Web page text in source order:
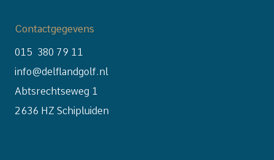
Contactgegevens
015 380 79 11
info@delflandgolf.nl
Abtsrechtseweg 1
2636 HZ Schipluiden